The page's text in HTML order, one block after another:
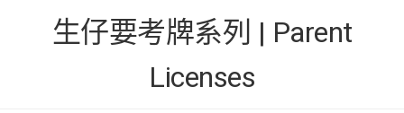
生仔要考牌系列 | Parent
Licenses